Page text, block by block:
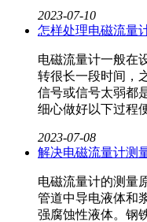
2023-07-10
怎样处理电磁流量
电磁流量计​一般在
转很长一段时间，
信号或信号太弱都
细心做好以下过程
2023-07-08
解决电磁流量计测
电磁流量计​的测量
管道中导电液体和
强腐蚀性液体。钢